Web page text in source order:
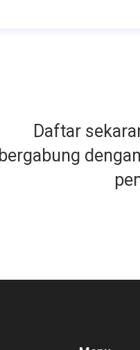
Daftar
bergabung dengan